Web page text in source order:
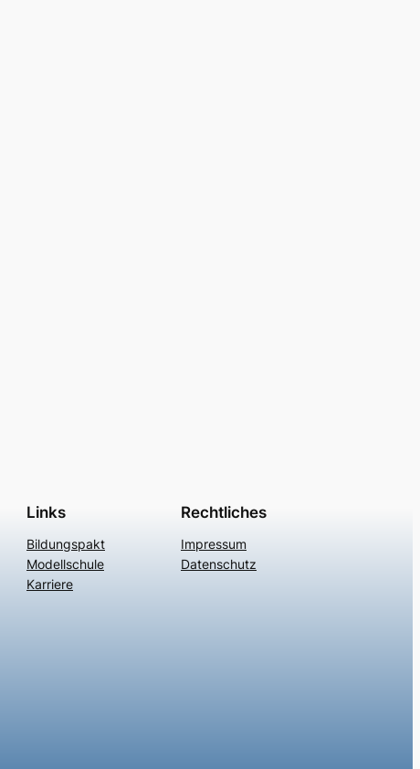
Links
Bildungspakt
Modellschule
Karriere
Rechtliches
Impressum
Datenschutz